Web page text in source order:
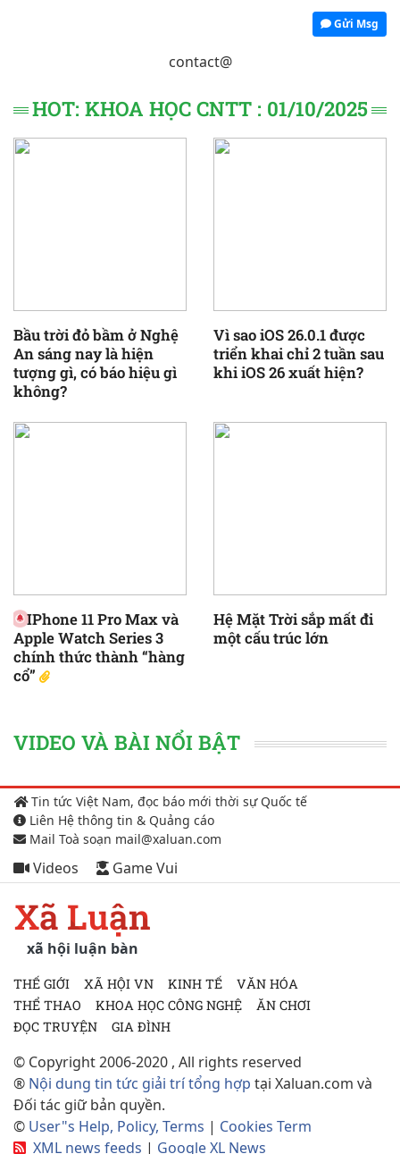
Gửi Msg
contact@
HOT: KHOA HỌC CNTT : 01/10/2025
Bầu trời đỏ bầm ở Nghệ
An sáng nay là hiện
tượng gì, có báo hiệu gì
không?
Vì sao iOS 26.0.1 được
triển khai chỉ 2 tuần sau
khi iOS 26 xuất hiện?
IPhone 11 Pro Max và
Apple Watch Series 3
chính thức thành “hàng
cổ”
Hệ Mặt Trời sắp mất đi
một cấu trúc lớn
VIDEO VÀ BÀI NỔI BẬT
Tin tức Việt Nam, đọc báo mới thời sự Quốc tế
Liên Hệ thông tin & Quảng cáo
Mail Toà soạn mail@xaluan.com
Videos Game Vui
Xã Luận
xã hội luận bàn
THẾ GIỚI XÃ HỘI VN KINH TẾ
VĂN HÓA
THỂ THAO
KHOA HỌC CÔNG NGHỆ
ĂN CHƠI
ĐỌC TRUYỆN
GIA ĐÌNH
© Copyright 2006-2020 , All rights reserved
® Nội dung tin tức giải trí tổng hợp tại Xaluan.com và
Đối tác giữ bản quyền.
© User"s Help, Policy, Terms | Cookies Term
XML news feeds | Google XL News